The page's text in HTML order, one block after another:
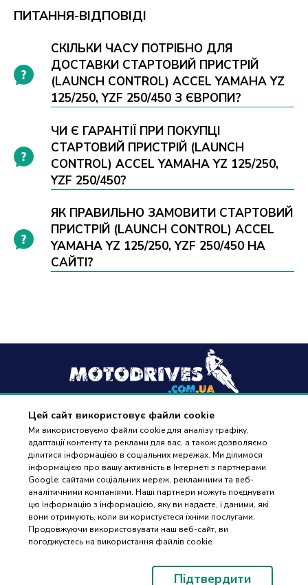
Цей сайт використовує файли cookie
Ми використовуємо файли cookie для аналізу трафіку,
адаптації контенту та реклами для вас, а також дозволяємо
ділитися інформацією в соціальних мережах. Ми ділимося
інформацією про вашу активність в Інтернеті з партнерами
Google: сайтами соціальних мереж, рекламними та веб-
аналітичними компаніями. Наші партнери можуть поєднувати
цю інформацію з інформацією, яку ви надаєте, і даними, які
вони отримують, коли ви користуєтеся їхніми послугами.
Продовжуючи використовувати наш веб-сайт, ви
погоджуєтесь на використання файлів cookie.
Підтвердити
ПИТАННЯ-ВІДПОВІДІ
СКІЛЬКИ ЧАСУ ПОТРІБНО ДЛЯ
ДОСТАВКИ СТАРТОВИЙ ПРИСТРІЙ
(LAUNCH CONTROL) ACCEL YAMAHA YZ
125/250, YZF 250/450 З ЄВРОПИ?
ЧИ Є ГАРАНТІЇ ПРИ ПОКУПЦІ
СТАРТОВИЙ ПРИСТРІЙ (LAUNCH
CONTROL) ACCEL YAMAHA YZ 125/250,
YZF 250/450?
ЯК ПРАВИЛЬНО ЗАМОВИТИ СТАРТОВИЙ
ПРИСТРІЙ (LAUNCH CONTROL) ACCEL
YAMAHA YZ 125/250, YZF 250/450 НА
САЙТІ?
+38(096) 488 77 88
дзвінки приймаються в робочі дні з 9:00 до 18:00
Оплата та доставка
Контакти
ПІДБІР
ЗАПЧАСТИН